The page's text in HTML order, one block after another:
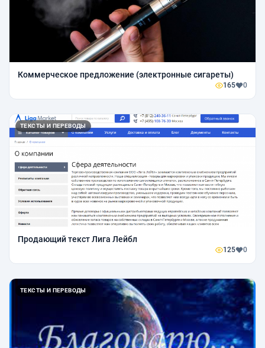
Коммерческое предложение (электронные сигареты)
165 0
ТЕКСТЫ И ПЕРЕВОДЫ
Продающий текст Лига Лейбл
125 0
ТЕКСТЫ И ПЕРЕВОДЫ